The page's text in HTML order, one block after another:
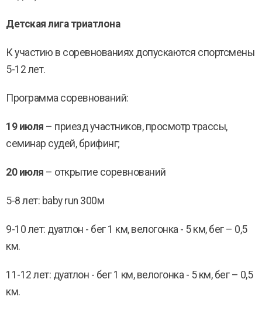
Детская лига триатлона
К участию в соревнованиях допускаются спортсмены
5-12 лет.
Программа соревнований:
19 июля – приезд участников, просмотр трассы,
семинар судей, брифинг;
20 июля – открытие соревнований
5-8 лет: baby run 300м
9-10 лет: дуатлон - бег 1 км, велогонка - 5 км, бег – 0,5
км.
11-12 лет: дуатлон - бег 1 км, велогонка - 5 км, бег – 0,5
км.